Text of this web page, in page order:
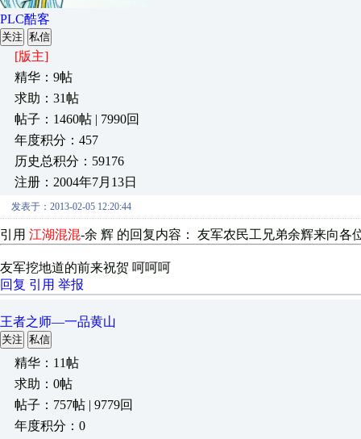
PLC酷客
关注 私信
[版主]
精华：9帖
求助：31帖
帖子：1460帖 | 7990回
年度积分：457
历史总积分：59176
注册：2004年7月13日
发表于：2013-02-05 12:20:44
引用 江湖混混-余 辉 的回复内容： 友军农民工兄弟余辉来向各
友军挖地道的前来祝贺 呵呵呵
回复 引用 举报
王者之师—一品黄山
关注 私信
精华：11帖
求助：0帖
帖子：757帖 | 9779回
年度积分：0